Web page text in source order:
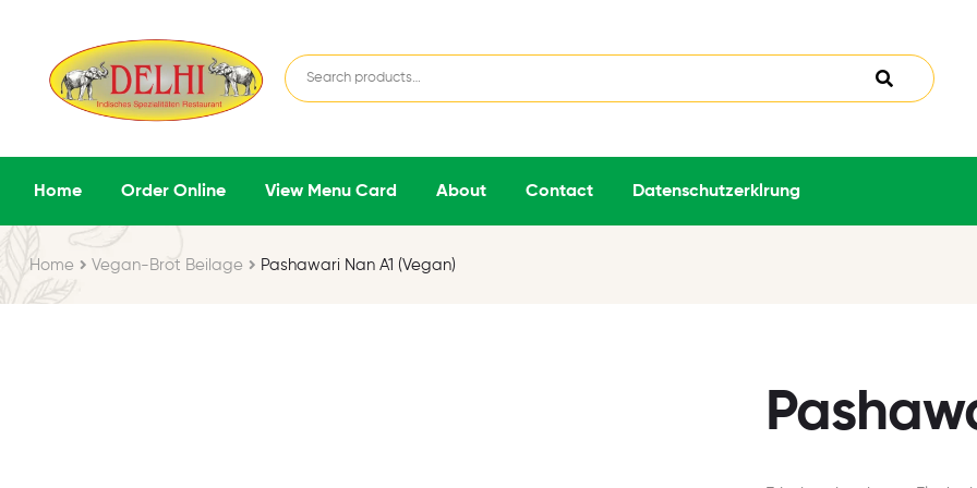
Home Order Online View Menu Card About Contact Datenschutzerklrung
Home Vegan-Brot Beilage Pashawari Nan A1 (Vegan)